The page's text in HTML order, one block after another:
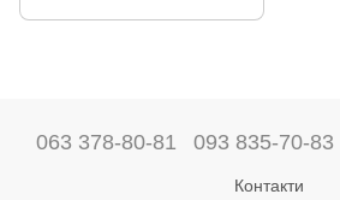
063 378-80-81 093 835-70-83
Контакти